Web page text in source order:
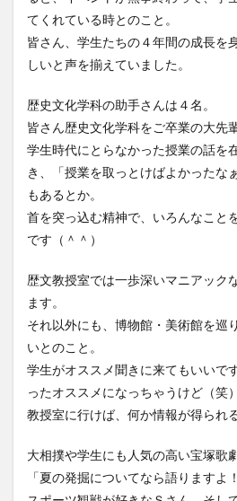
てくれている時とのこと。
皆さん、学生たちの４年間の成長を
しいと声を揃えていました。
歴史文化学科の助手さんは４名。
皆さん歴史文化学科をご卒業の大先
学生時代にとらなかった授業の話を
き、「授業を取っとけばよかったな
もあるとか。
首を突っ込む精神で、いろんなこと
です（＾＾）
歴文教授室では一歩深いマニアック
ます。
それ以外にも、博物館・美術館を巡
いとのこと。
学生がオススメ聞きに来てもいいで
ったオススメになっちゃうけど（笑
教授室に行けば、何か情報が得られ
大相撲や学生にも人気の高い宝塚歌
「夏の発掘についてなら語りますよ